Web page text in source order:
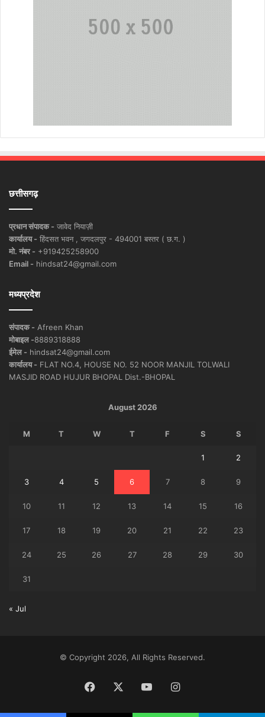
छत्तीसगढ़
प्रधान संपादक - जावेद नियाज़ी
कार्यालय - हिंदसत भवन , जगदलपुर - 494001 बस्तर ( छ.ग. )
मो. नंबर - +919425258900
Email - hindsat24@gmail.com
मध्यप्रदेश
संपादक - Afreen Khan
मोबाइल -8889318888
ईमेल - hindsat24@gmail.com
कार्यालय - FLAT NO.4, HOUSE NO. 52 NOOR MANJIL TOLWALI
MASJID ROAD HUJUR BHOPAL Dist.-BHOPAL
August 2026
M T W T F S S
1 2
3 4 5 6 7 8 9
10 11 12 13 14 15 16
17 18 19 20 21 22 23
24 25 26 27 28 29 30
31
« Jul
© Copyright 2026, All Rights Reserved.
Facebook YouTubeInstagram